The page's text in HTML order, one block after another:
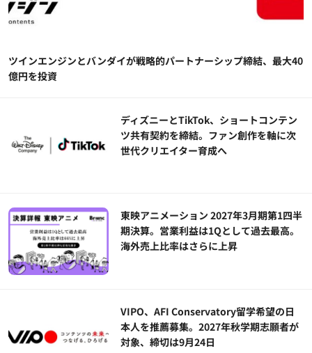
ツインエンジンとバンダイが戦略的パートナーシップ締結、最大40
億円を投資
ディズニーとTikTok、ショートコンテン
ツ共有契約を締結。ファン創作を軸に次
世代クリエイター育成へ
東映アニメーション 2027年3月期第1四半
期決算。営業利益は1Qとして過去最高。
海外売上比率はさらに上昇
VIPO、AFI Conservatory留学希望の日
本人を推薦募集。2027年秋学期志願者が
対象、締切は9月24日